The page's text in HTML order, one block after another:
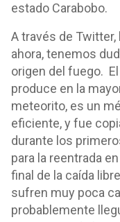
estado Carabobo.
A través de
ahora, tenemos
origen del fuego.
produce en la
meteorito, es un
eficiente, y fue
durante los
para la reentrada
final de la caída
sufren muy poca
probablemente